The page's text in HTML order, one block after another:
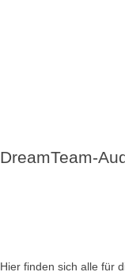
DreamTeam-
Hier finden sich alle für